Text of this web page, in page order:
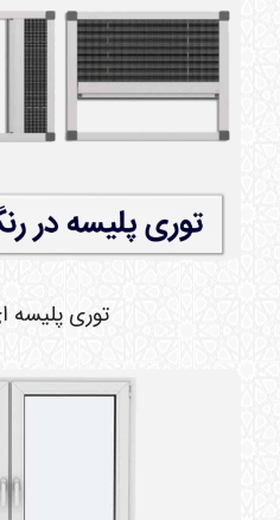
توری پلیسه